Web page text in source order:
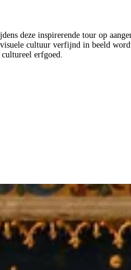
deze inspirerende tour op
cultuur verfijnd in beeld
erfgoed.